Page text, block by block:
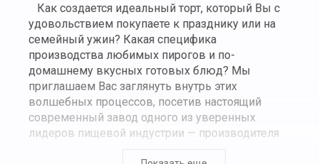
Как создается идеальный торт, который Вы с
удовольствием покупаете к празднику или на
семейный ужин? Какая специфика
производства любимых пирогов и по-
домашнему вкусных готовых блюд? Мы
приглашаем Вас заглянуть внутрь этих
волшебных процессов, посетив настоящий
современный завод одного из уверенных
лидеров пищевой индустрии — производителя